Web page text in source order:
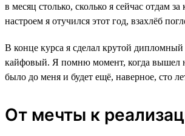
в месяц столько, сколько я сейчас отдам
настроем я отучился этот год, взахлёб
В конце курса я сделал крутой
кайфовый. Я помню момент, когда вышел
было до меня и будет ещё, наверное, сто
От мечты к